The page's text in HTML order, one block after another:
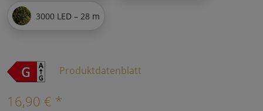
3000 LED – 28 m
Produktdatenblatt
16,90 € *